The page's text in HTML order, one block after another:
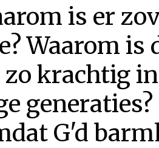
is er
Waarom is
krachtig
generaties?
G'd